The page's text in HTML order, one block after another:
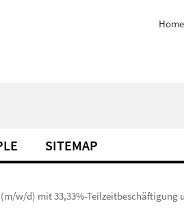
SITEMAP
w/d) mit 33,33%-Teilzeitbeschäftigung